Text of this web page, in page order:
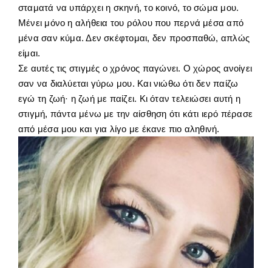
σταματά να υπάρχει η σκηνή, το κοινό, το σώμα μου.
Μένει μόνο η αλήθεια του ρόλου που περνά μέσα από
μένα σαν κύμα. Δεν σκέφτομαι, δεν προσπαθώ, απλώς
είμαι.
Σε αυτές τις στιγμές ο χρόνος παγώνει. Ο χώρος ανοίγει
σαν να διαλύεται γύρω μου. Και νιώθω ότι δεν παίζω
εγώ τη ζωή· η ζωή με παίζει. Κι όταν τελειώσει αυτή η
στιγμή, πάντα μένω με την αίσθηση ότι κάτι ιερό πέρασε
από μέσα μου και για λίγο με έκανε πιο αληθινή.